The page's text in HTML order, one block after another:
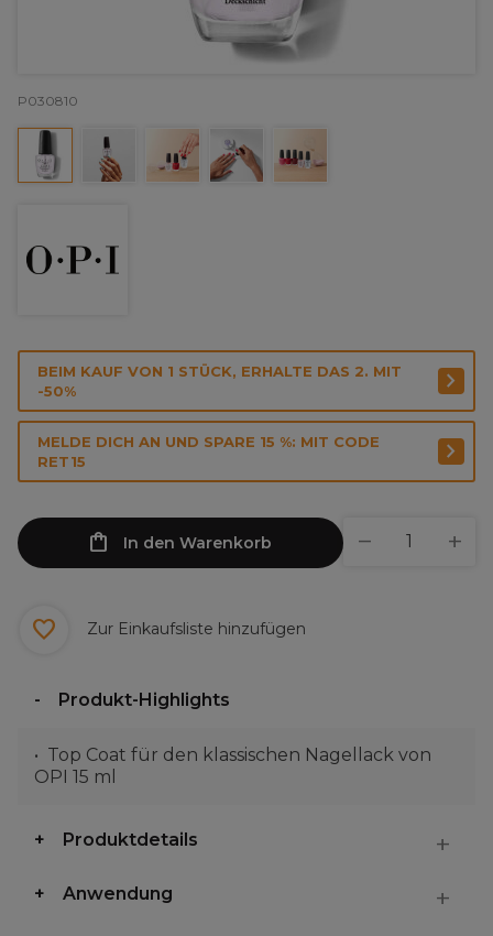
P030810
BEIM KAUF VON 1 STÜCK, ERHALTE DAS 2. MIT
-50%
MELDE DICH AN UND SPARE 15 %: MIT CODE
RET15
In den Warenkorb
Zur Einkaufsliste hinzufügen
Produkt-Highlights
Top Coat für den klassischen Nagellack von
OPI 15 ml
Produktdetails
Anwendung